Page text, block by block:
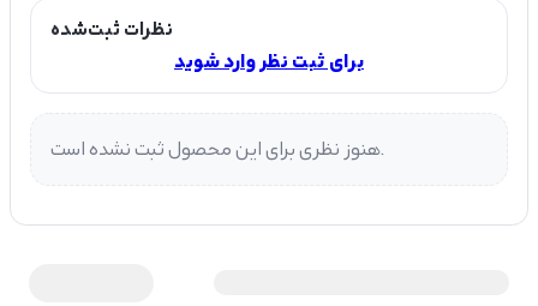
نظرات ثبت‌شده
برای ثبت نظر وارد شوید
هنوز نظری برای این محصول ثبت نشده است.